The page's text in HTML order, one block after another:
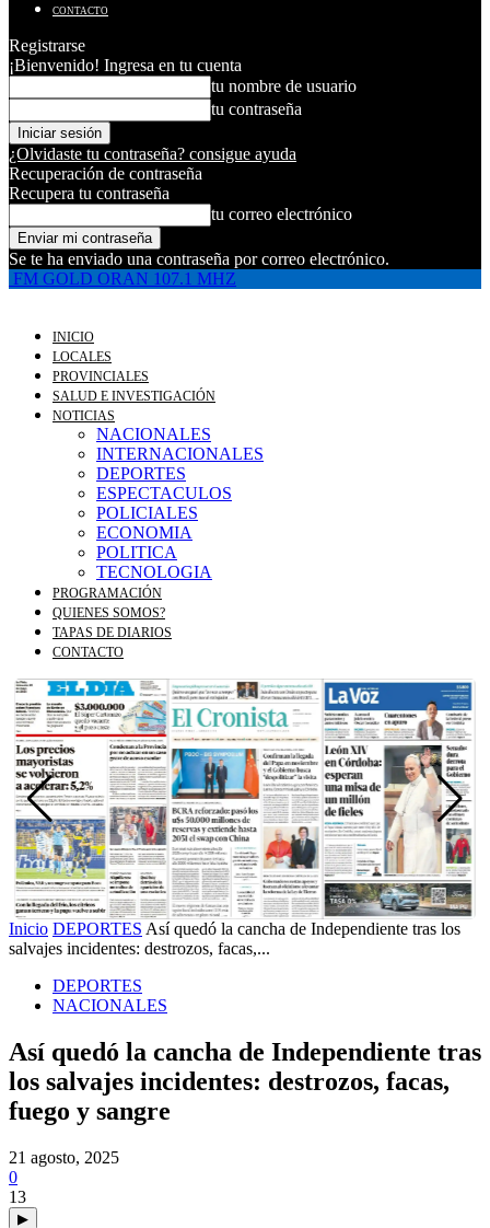
CONTACTO
Registrarse
¡Bienvenido! Ingresa en tu cuenta
tu nombre de usuario
tu contraseña
¿Olvidaste tu contraseña? consigue ayuda
Recuperación de contraseña
Recupera tu contraseña
tu correo electrónico
Se te ha enviado una contraseña por correo electrónico.
FM GOLD ORAN 107.1 MHZ
INICIO
LOCALES
PROVINCIALES
SALUD E INVESTIGACIÓN
NOTICIAS
NACIONALES
INTERNACIONALES
DEPORTES
ESPECTACULOS
POLICIALES
ECONOMIA
POLITICA
TECNOLOGIA
PROGRAMACIÓN
QUIENES SOMOS?
TAPAS DE DIARIOS
CONTACTO
Inicio DEPORTES Así quedó la cancha de Independiente tras los
salvajes incidentes: destrozos, facas,...
DEPORTES
NACIONALES
Así quedó la cancha de Independiente tras
los salvajes incidentes: destrozos, facas,
fuego y sangre
21 agosto, 2025
0
13
▶